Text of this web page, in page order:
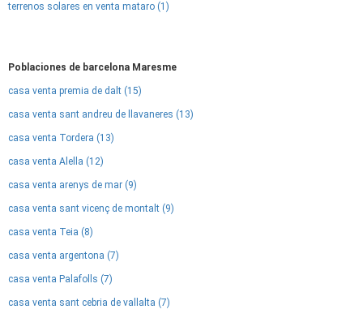
terrenos solares en venta mataro (1)
Poblaciones de barcelona Maresme
casa venta premia de dalt (15)
casa venta sant andreu de llavaneres (13)
casa venta Tordera (13)
casa venta Alella (12)
casa venta arenys de mar (9)
casa venta sant vicenç de montalt (9)
casa venta Teia (8)
casa venta argentona (7)
casa venta Palafolls (7)
casa venta sant cebria de vallalta (7)